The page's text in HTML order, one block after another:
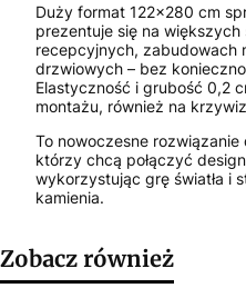
Duży format 122×280 cm
prezentuje się na
recepcyjnych, zabudowach
drzwiowych – bez
Elastyczność i grubość 0,2
montażu, również na
To nowoczesne
którzy chcą połączyć
wykorzystując grę światła i
kamienia.
Zobacz również